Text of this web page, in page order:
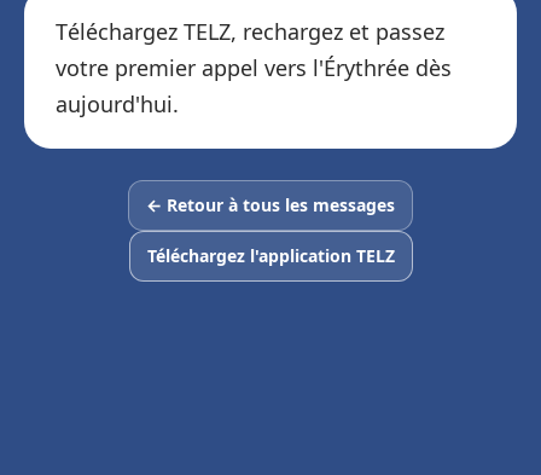
Téléchargez TELZ, rechargez et passez
votre premier appel vers l'Érythrée dès
aujourd'hui.
← Retour à tous les messages
Téléchargez l'application TELZ